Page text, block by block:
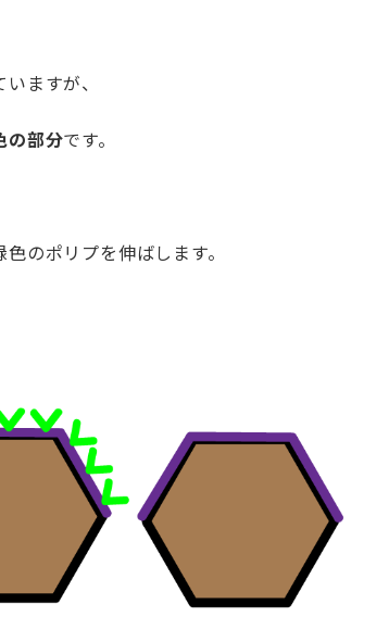
ますが、
の部分です。
のポリプを伸ばします。